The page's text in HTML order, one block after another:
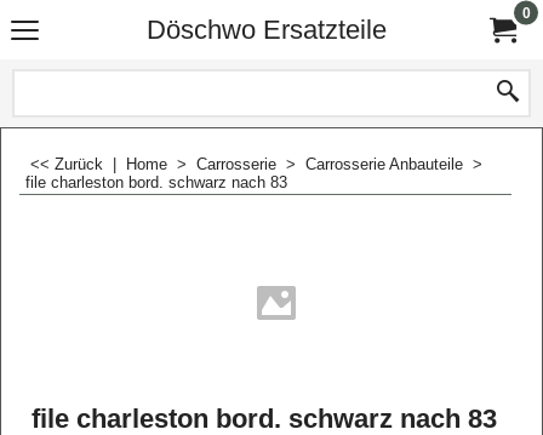
Döschwo Ersatzteile
0
<< Zurück Home > Carrosserie > Carrosserie Anbauteile >
file charleston bord. schwarz nach 83
file charleston bord. schwarz nach 83